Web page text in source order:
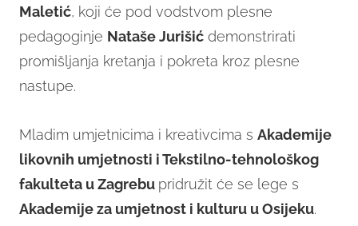
Maletić, koji će pod vodstvom plesne
pedagoginje Nataše Jurišić demonstrirati
promišljanja kretanja i pokreta kroz plesne
nastupe.
Mladim umjetnicima i kreativcima s Akademije
likovnih umjetnosti i Tekstilno-tehnološkog
fakulteta u Zagrebu pridružit će se lege s
Akademije za umjetnost i kulturu u Osijeku.